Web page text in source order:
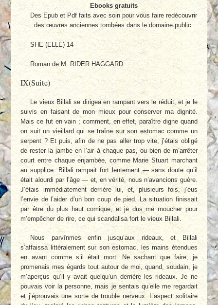
Ebooks gratuits
Des Epub et Pdf faits avec soin pour vous faire redécouvrir
des œuvres anciennes tombées dans le domaine public.
SHE (ELLE) 14
Roman de M. RIDER HAGGARD
IX(Suite)
Le vieux Billali se dirigea en rampant vers le réduit, et je le
suivis en faisant de mon mieux pour conserver ma dignité.
Mais ce fut en vain ; comment, en effet, paraître digne quand
on suit un vieillard qui se traîne sur son estomac comme un
serpent ? Et puis, afin de ne pas aller trop vite, j’étais obligé
de rester la jambe en l’air à chaque pas, ou bien de m’arrêter
court entre chaque enjambée, comme Marie Stuart marchant
au supplice. Billali rampait fort lentement — sans doute qu’il
était alourdi par l’âge — et, en vérité, nous n’avancions guère.
J’étais immédiatement derrière lui, et, plusieurs fois, j’eus
l’envie de l’aider d’un bon coup de pied. La situation finissait
par être du plus haut comique, et je dus me moucher pour
m’empêcher de rire, ce qui scandalisa fort le vieux Billali.
Nous parvînmes enfin jusqu’aux rideaux, et Billali
s’affaissa littéralement sur son estomac, les mains étendues
en avant comme s’il était mort. Ne sachant que faire, je
promenais mes égards tout autour de moi, quand, soudain, je
m’aperçus qu’il y avait quelqu’un derrière les rideaux. Je ne
pouvais voir la personne, mais je sentais qu’elle me regardait
et j’éprouvais une sorte de trouble nerveux. L’aspect solitaire